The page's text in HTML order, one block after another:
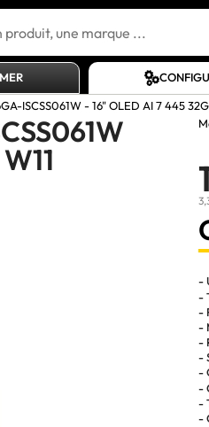
ISCSS061W - 16" OLED AI 7 445
-
-
-
-
-
-
-
-
-
-